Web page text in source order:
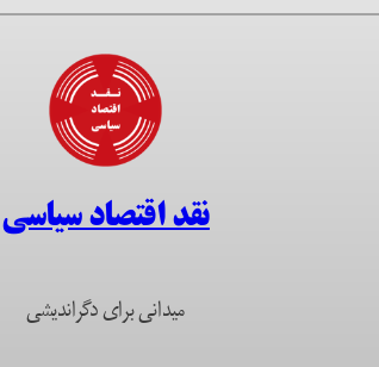
نقد اقتصاد سیاسی
میدانی برای دگراندیشی